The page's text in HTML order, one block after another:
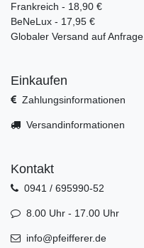
Frankreich - 18,90 €
BeNeLux - 17,95 €
Globaler Versand auf Anfrage.
Einkaufen
Zahlungsinformationen
Versandinformationen
Kontakt
0941 / 695990-52
8.00 Uhr - 17.00 Uhr
info@pfeifferer.de